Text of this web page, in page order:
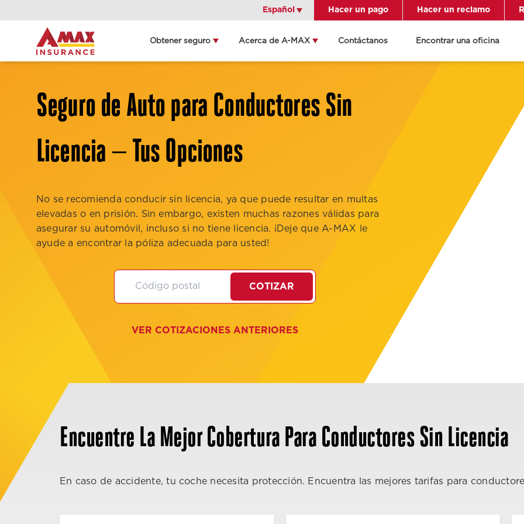
Detalles de la
ubicación
Español
Español Hacer un pago Hacer un reclamo
Home
Obtener seguro Acerca de A-MAX Contáctanos Encontrar una oficina
Seguro de Auto para Conductores Sin
Licencia — Tus Opciones
No se recomienda conducir sin licencia, ya que puede resultar en multas
elevadas o en prisión. Sin embargo, existen muchas razones válidas para
asegurar su automóvil, incluso si no tiene licencia. ¡Deje que A-MAX le
ayude a encontrar la póliza adecuada para usted!
COTIZAR
VER COTIZACIONES ANTERIORES
Encuentre La Mejor Cobertura Para Conductores Sin Licencia
En caso de accidente, tu coche necesita protección. Encuentra las mejores tarifas para